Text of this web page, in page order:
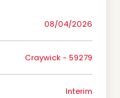
08/04/2026
Craywick - 59279
Interim